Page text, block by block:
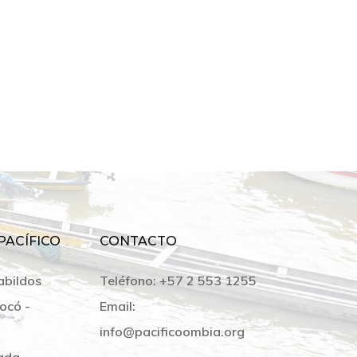
-
CONTACTO
Teléfono: +57 2 553 1255
Email:
info@pacificoombia.org